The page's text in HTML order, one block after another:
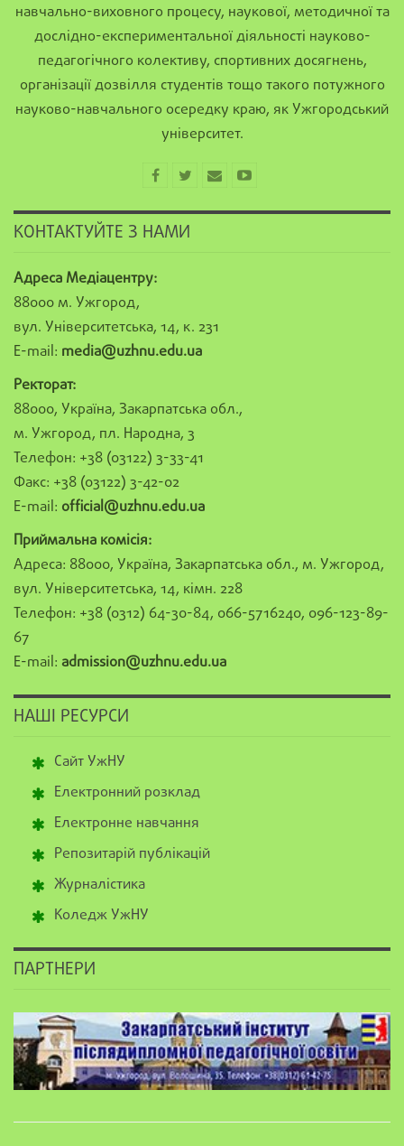
навчально-виховного процесу, наукової, методичної та
дослідно-експериментальної діяльності науково-
педагогічного колективу, спортивних досягнень,
організації дозвілля студентів тощо такого потужного
науково-навчального осередку краю, як Ужгородський
університет.
КОНТАКТУЙТЕ З НАМИ
Адреса Медіацентру:
88000 м. Ужгород,
вул. Університетська, 14, к. 231
E-mail: media@uzhnu.edu.ua
Ректорат:
88000, Україна, Закарпатська обл.,
м. Ужгород, пл. Народна, 3
Телефон: +38 (03122) 3-33-41
Факс: +38 (03122) 3-42-02
E-mail: official@uzhnu.edu.ua
Приймальна комісія:
Адреса: 88000, Україна, Закарпатська обл., м. Ужгород,
вул. Університетська, 14, кімн. 228
Телефон: +38 (0312) 64-30-84, 066-5716240, 096-123-89-
67
E-mail: admission@uzhnu.edu.ua
НАШІ РЕСУРСИ
Сайт УжНУ
Електронний розклад
Електронне навчання
Репозитарій публікацій
Журналістика
Коледж УжНУ
ПАРТНЕРИ